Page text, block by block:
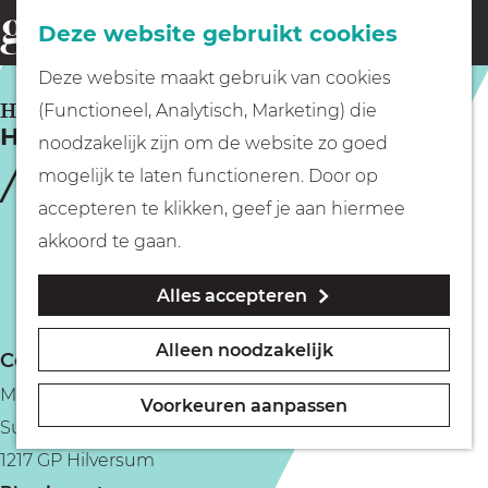
Deze website gebruikt cookies
Deze website maakt gebruik van cookies
(Functioneel, Analytisch, Marketing) die
noodzakelijk zijn om de website zo goed
mogelijk te laten functioneren. Door op
accepteren te klikken, geef je aan hiermee
akkoord te gaan.
Alles accepteren
Alleen noodzakelijk
Voorkeuren aanpassen
G
a
n
a
o
m
e
p
Fietsen
Wandelen
Geocachen
Naar het museum
o
e
k
e
n
Hillywood Tour Hilversum
HILVERSUM
Contact
Mediapark
Sumatralaan 147
1217 GP Hilversum